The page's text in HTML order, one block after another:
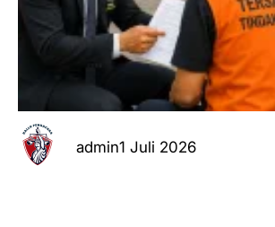
admin1 Juli 2026